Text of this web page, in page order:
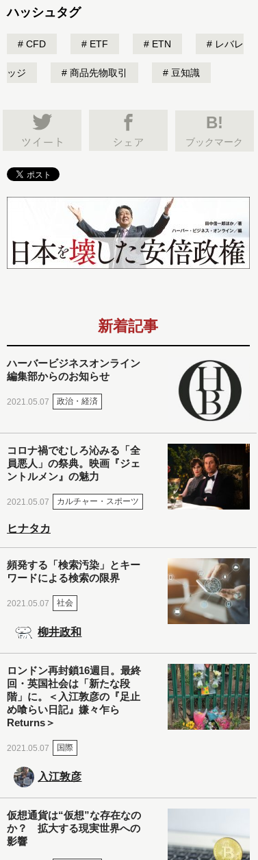
ハッシュタグ
CFD ETF ETN レバレ
ッジ 商品先物取引 豆知識
B!
ブックマーク
新着記事
ハーバービジネスオンライン
編集部からのお知らせ
2021.05.07 政治・経済
コロナ禍でむしろ沁みる「全
員悪人」の祭典。映画『ジェ
ントルメン』の魅力
2021.05.07 カルチャー・スポーツ
ヒナタカ
頻発する「検索汚染」とキー
ワードによる検索の限界
2021.05.07 社会
柳井政和
ロンドン再封鎖16週目。最終
回・英国社会は「新たな段
階」に。＜入江敦彦の『足止
め喰らい日記』嫌々乍ら
Returns＞
2021.05.07 国際
入江敦彦
仮想通貨は“仮想”な存在なの
か？ 拡大する現実世界への
影響